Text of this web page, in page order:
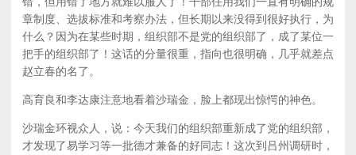
章制度、选拔标准和考察办法，但长期以来没得到很好执行，为
什么？因为在某些时期，组织部不是党的组织部了，成了某位一
把手的组织部了！这话的分量很重，指向也很明确，几乎就差点
赵立春的名了。
高育良和李达康注意地看着沙瑞金，脸上都现出惊愕的神色。
沙瑞金环视众人，说：今天我们的组织部重新成了党的组织部，
才发现了易学习等一批德才兼备的好同志！这次到吕州调研时，